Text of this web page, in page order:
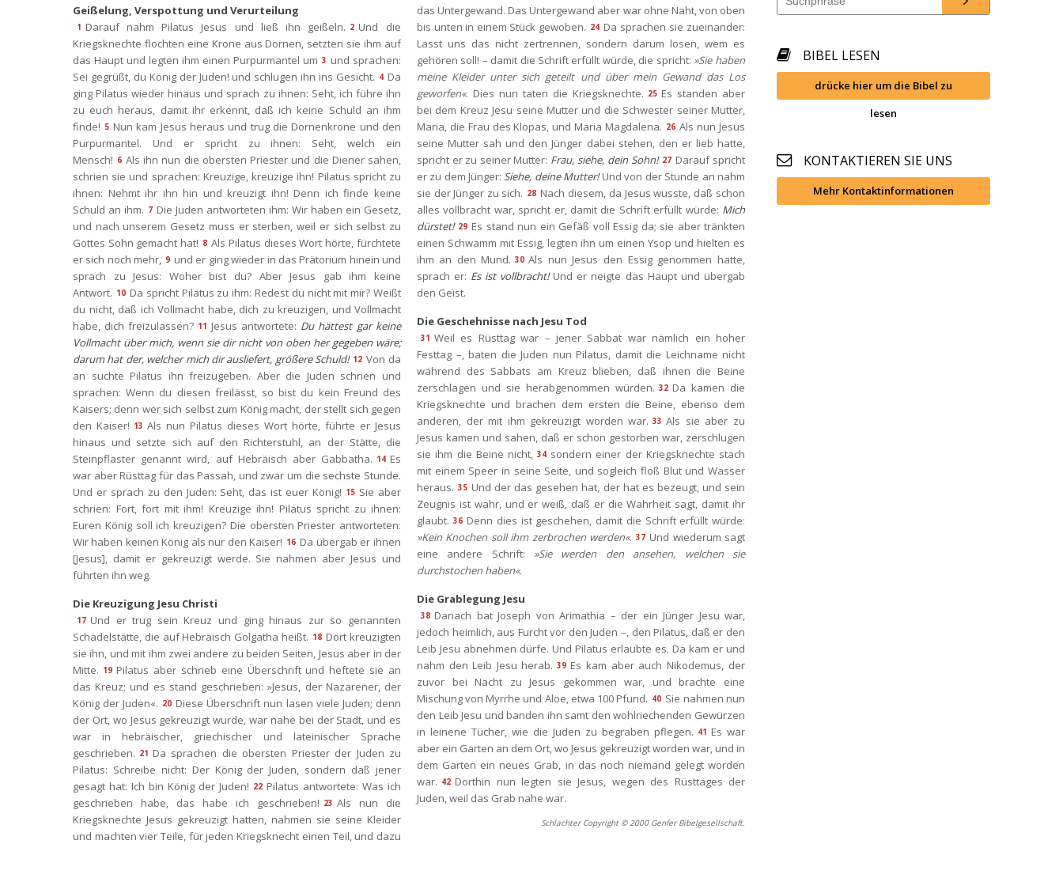
Geißelung, Verspottung und Verurteilung
1 Darauf nahm Pilatus Jesus und ließ ihn geißeln. 2 Und die
Kriegsknechte flochten eine Krone aus Dornen, setzten sie ihm auf
das Haupt und legten ihm einen Purpurmantel um 3 und sprachen:
Sei gegrüßt, du König der Juden! und schlugen ihn ins Gesicht. 4 Da
ging Pilatus wieder hinaus und sprach zu ihnen: Seht, ich führe ihn
zu euch heraus, damit ihr erkennt, daß ich keine Schuld an ihm
finde! 5 Nun kam Jesus heraus und trug die Dornenkrone und den
Purpurmantel. Und er spricht zu ihnen: Seht, welch ein
Mensch! 6 Als ihn nun die obersten Priester und die Diener sahen,
chrien sie und sprachen: Kreuzige, kreuzige ihn! Pilatus spricht zu
ihnen: Nehmt ihr ihn hin und kreuzigt ihn! Denn ich finde keine
Schuld an ihm. 7 Die Juden antworteten ihm: Wir haben ein Gesetz,
und nach unserem Gesetz muss er sterben, weil er sich selbst zu
Gottes Sohn gemacht hat! 8 Als Pilatus dieses Wort hörte, fürchtete
er sich noch mehr, 9 und er ging wieder in das Prätorium hinein und
prach zu Jesus: Woher bist du? Aber Jesus gab ihm keine
Antwort. 10 Da spricht Pilatus zu ihm: Redest du nicht mit mir? Weißt
du nicht, daß ich Vollmacht habe, dich zu kreuzigen, und Vollmacht
habe, dich freizulassen? 11 Jesus antwortete: Du hättest gar keine
Vollmacht über mich, wenn sie dir nicht von oben her gegeben wäre;
darum hat der, welcher mich dir ausliefert, größere Schuld! 12 Von da
an suchte Pilatus ihn freizugeben. Aber die Juden schrien und
prachen: Wenn du diesen freilässt, so bist du kein Freund des
Kaisers; denn wer sich selbst zum König macht, der stellt sich gegen
den Kaiser! 13 Als nun Pilatus dieses Wort hörte, führte er Jesus
hinaus und setzte sich auf den Richterstuhl, an der Stätte, die
Steinpflaster genannt wird, auf Hebräisch aber Gabbatha. 14 Es
war aber Rüsttag für das Passah, und zwar um die sechste Stunde.
Und er sprach zu den Juden: Seht, das ist euer König! 15 Sie aber
chrien: Fort, fort mit ihm! Kreuzige ihn! Pilatus spricht zu ihnen:
Euren König soll ich kreuzigen? Die obersten Priester antworteten:
Wir haben keinen König als nur den Kaiser! 16 Da übergab er ihnen
[Jesus], damit er gekreuzigt werde. Sie nahmen aber Jesus und
führten ihn weg.
Die Kreuzigung Jesu Christi
17 Und er trug sein Kreuz und ging hinaus zur so genannten
Schädelstätte, die auf Hebräisch Golgatha heißt. 18 Dort kreuzigten
ie ihn, und mit ihm zwei andere zu beiden Seiten, Jesus aber in der
Mitte. 19 Pilatus aber schrieb eine Überschrift und heftete sie an
das Kreuz; und es stand geschrieben: »Jesus, der Nazarener, der
König der Juden«. 20 Diese Überschrift nun lasen viele Juden; denn
der Ort, wo Jesus gekreuzigt wurde, war nahe bei der Stadt, und es
war in hebräischer, griechischer und lateinischer Sprache
geschrieben. 21 Da sprachen die obersten Priester der Juden zu
Pilatus: Schreibe nicht: Der König der Juden, sondern daß jener
gesagt hat: Ich bin König der Juden! 22 Pilatus antwortete: Was ich
geschrieben habe, das habe ich geschrieben! 23 Als nun die
Kriegsknechte Jesus gekreuzigt hatten, nahmen sie seine Kleider
und machten vier Teile, für jeden Kriegsknecht einen Teil, und dazu
das Untergewand. Das Untergewand aber war ohne Naht, von oben
bis unten in einem Stück gewoben. 24 Da sprachen sie zueinander:
Lasst uns das nicht zertrennen, sondern darum losen, wem es
gehören soll! – damit die Schrift erfüllt würde, die spricht: »Sie haben
meine Kleider unter sich geteilt und über mein Gewand das Los
geworfen«. Dies nun taten die Kriegsknechte. 25 Es standen aber
bei dem Kreuz Jesu seine Mutter und die Schwester seiner Mutter,
Maria, die Frau des Klopas, und Maria Magdalena. 26 Als nun Jesus
eine Mutter sah und den Jünger dabei stehen, den er lieb hatte,
pricht er zu seiner Mutter: Frau, siehe, dein Sohn! 27 Darauf spricht
er zu dem Jünger: Siehe, deine Mutter! Und von der Stunde an nahm
ie der Jünger zu sich. 28 Nach diesem, da Jesus wusste, daß schon
alles vollbracht war, spricht er, damit die Schrift erfüllt würde: Mich
dürstet! 29 Es stand nun ein Gefäß voll Essig da; sie aber tränkten
einen Schwamm mit Essig, legten ihn um einen Ysop und hielten es
ihm an den Mund. 30 Als nun Jesus den Essig genommen hatte,
prach er: Es ist vollbracht! Und er neigte das Haupt und übergab
den Geist.
Die Geschehnisse nach Jesu Tod
31 Weil es Rüsttag war – jener Sabbat war nämlich ein hoher
Festtag –, baten die Juden nun Pilatus, damit die Leichname nicht
während des Sabbats am Kreuz blieben, daß ihnen die Beine
zerschlagen und sie herabgenommen würden. 32 Da kamen die
Kriegsknechte und brachen dem ersten die Beine, ebenso dem
anderen, der mit ihm gekreuzigt worden war. 33 Als sie aber zu
Jesus kamen und sahen, daß er schon gestorben war, zerschlugen
ie ihm die Beine nicht, 34 ondern einer der Kriegsknechte stach
mit einem Speer in seine Seite, und sogleich floß Blut und Wasser
heraus. 35 Und der das gesehen hat, der hat es bezeugt, und sein
Zeugnis ist wahr, und er weiß, daß er die Wahrheit sagt, damit ihr
glaubt. 36 Denn dies ist geschehen, damit die Schrift erfüllt würde:
»Kein Knochen soll ihm zerbrochen werden«. 37 Und wiederum sagt
eine andere Schrift: »Sie werden den ansehen, welchen sie
durchstochen haben«.
Die Grablegung Jesu
38 Danach bat Joseph von Arimathia – der ein Jünger Jesu war,
jedoch heimlich, aus Furcht vor den Juden –, den Pilatus, daß er den
Leib Jesu abnehmen dürfe. Und Pilatus erlaubte es. Da kam er und
nahm den Leib Jesu herab. 39 Es kam aber auch Nikodemus, der
zuvor bei Nacht zu Jesus gekommen war, und brachte eine
Mischung von Myrrhe und Aloe, etwa 100 Pfund. 40 Sie nahmen nun
den Leib Jesu und banden ihn samt den wohlriechenden Gewürzen
in leinene Tücher, wie die Juden zu begraben pflegen. 41 Es war
aber ein Garten an dem Ort, wo Jesus gekreuzigt worden war, und in
dem Garten ein neues Grab, in das noch niemand gelegt worden
war. 42 Dorthin nun legten sie Jesus, wegen des Rüsttages der
Juden, weil das Grab nahe war.
Schlachter Copyright © 2000 Genfer Bibelgesellschaft.
BIBEL LESEN
drücke hier um die Bibel zu
lesen
KONTAKTIEREN SIE UNS
Mehr Kontaktinformationen